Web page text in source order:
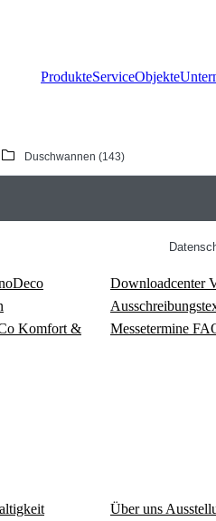
ProdukteServiceObjekte
Komfort &
Download­center
Messetermine
Über uns